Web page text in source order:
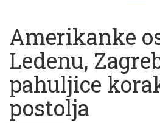
Amerikanke
Ledenu,
pahuljice
postolja